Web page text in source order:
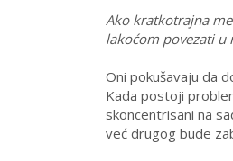
Ako kratkotrajna
lakoćom povezati u
Oni pokušavaju da
Kada postoji
skoncentrisani na
već drugog bude